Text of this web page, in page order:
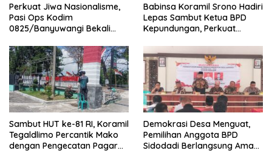
Perkuat Jiwa Nasionalisme,
Pasi Ops Kodim
0825/Banyuwangi Bekali
dengan Wawasan
Kebangsaan
Babinsa Koramil Srono Hadiri
Lepas Sambut Ketua BPD
Kepundungan, Perkuat
Sambut HUT ke-81 RI, Koramil
Tegaldlimo Percantik Mako
dengan Pengecatan Pagar
Demokrasi Desa Menguat,
Pemilihan Anggota BPD
Sidodadi Berlangsung Aman